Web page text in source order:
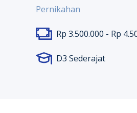
Pernikahan
Rp 3.500.000 - Rp
D3 Sederajat